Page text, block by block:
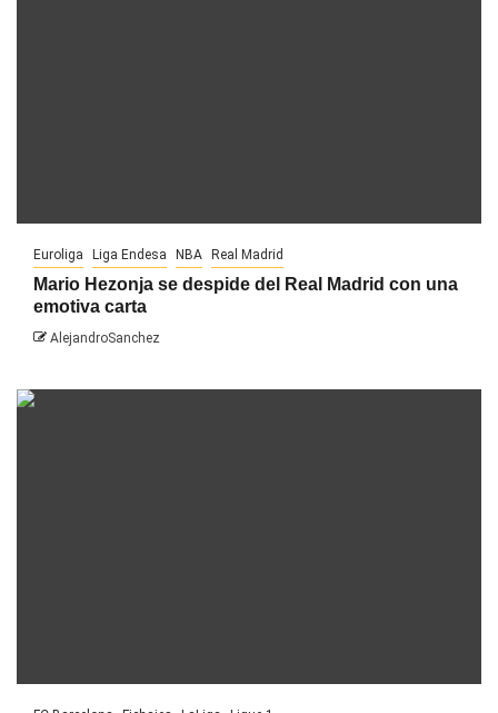
Euroliga Liga Endesa NBA Real Madrid
Mario Hezonja se despide del Real Madrid con una
emotiva carta
AlejandroSanchez